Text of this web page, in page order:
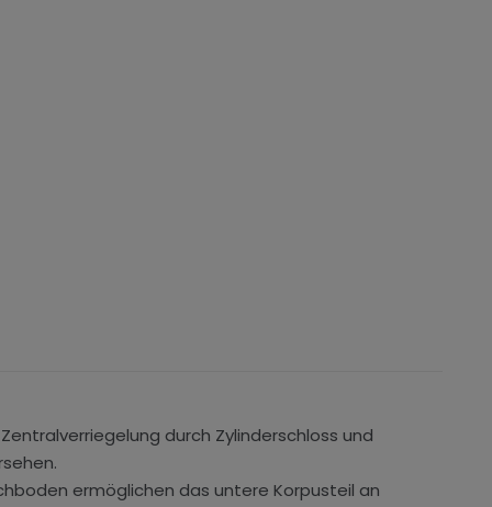
durch Zylinderschloss und
ermöglichen das untere Korpusteil an